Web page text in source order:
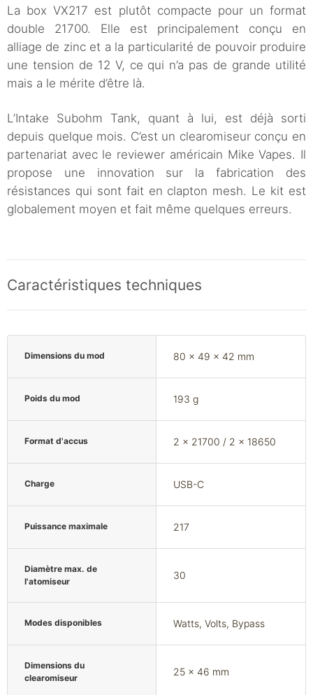
La box VX217 est plutôt compacte pour un format
double 21700. Elle est principalement conçu en
alliage de zinc et a la particularité de pouvoir produire
une tension de 12 V, ce qui n’a pas de grande utilité
mais a le mérite d’être là.
L’Intake Subohm Tank, quant à lui, est déjà sorti
depuis quelque mois. C’est un clearomiseur conçu en
partenariat avec le reviewer américain Mike Vapes. Il
propose une innovation sur la fabrication des
résistances qui sont fait en clapton mesh. Le kit est
globalement moyen et fait même quelques erreurs.
Caractéristiques techniques
Dimensions du mod 80 x 49 x 42 mm
Poids du mod 193 g
Format d'accus 2 x 21700 / 2 x 18650
Charge USB-C
Puissance maximale 217
Diamètre max. de
l'atomiseur
30
Modes disponibles Watts, Volts, Bypass
Dimensions du
clearomiseur
25 x 46 mm